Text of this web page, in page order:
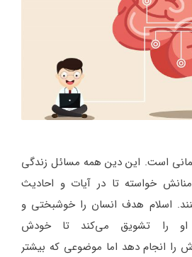
است. این دین همه مسائل زندگی
خواسته تا در آیات و احادیث
اسلام هدف انسان را خوشبختی و
را تشویق می‌کند تا خودش
را انجام دهد اما موضوعی که بیشتر